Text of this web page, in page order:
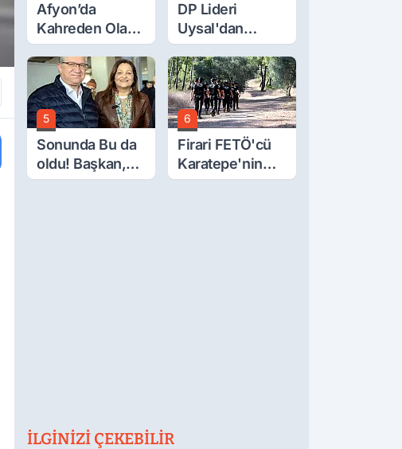
Afyon’da
Kahreden Olay:
6 Yaşındaki
Çocuk 6. Kattan
Düştü
DP Lideri
Uysal'dan
Çerçeve Yasa
Tepkisi: Öcalan
Meclis'in
Üzerine Çıkarıldı
5
Sonunda Bu da
oldu! Başkan,
Meclis Üyesini
6
Firari FETÖ'cü
Karatepe'nin
Gösterdiği
İLGINIZI ÇEKEBILIR